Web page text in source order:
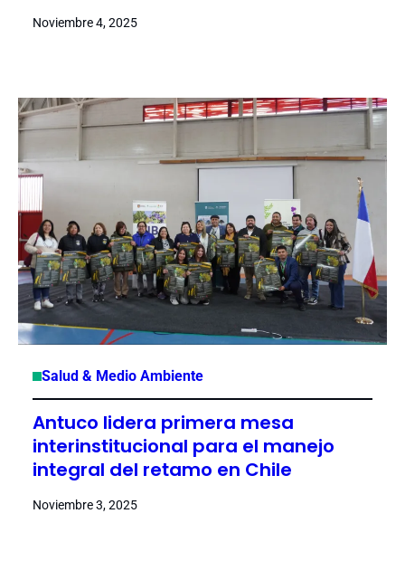
Noviembre 4, 2025
Salud & Medio Ambiente
Antuco lidera primera mesa
interinstitucional para el manejo
integral del retamo en Chile
Noviembre 3, 2025